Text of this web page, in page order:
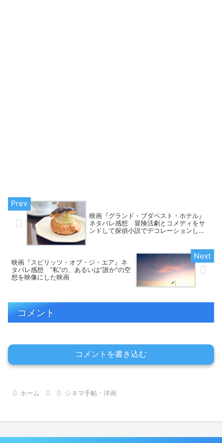
映画『グランド・ブダペスト・ホテル』
ネタバレ感想 冒険活劇とコメディをサ
ンドして探偵小説でデコレーションした
映画『スピリッツ・オブ・ジ・エア』ネ
タバレ感想 “私”の、あるいは“誰か”の空
想を映像にした映画
コメント
コメントを書き込む
ホーム シネマ手帖・洋画